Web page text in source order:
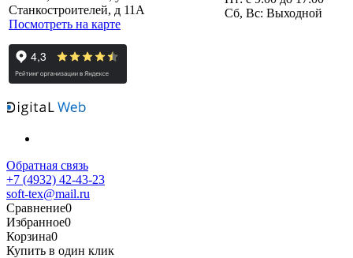
Станкостроителей, д 11А
Посмотреть на карте
Сб, Вс: Выходной
Обратная связь
+7 (4932) 42-43-23
soft-tex@mail.ru
Сравнение0
Избранное0
Корзина0
Купить в один клик